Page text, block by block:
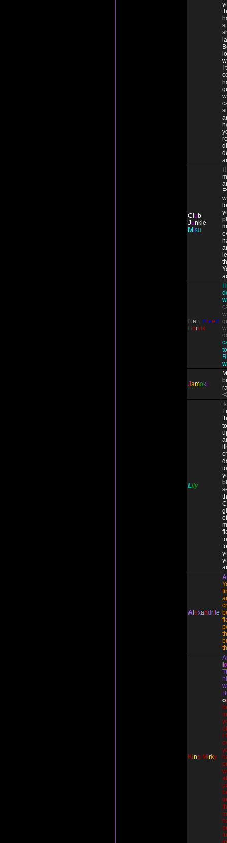
Cl ub
Junkie
Misu
N ew Breed
B orvi k
Jamo ki
Lily
A exandrite
A
King Mirky
o
o